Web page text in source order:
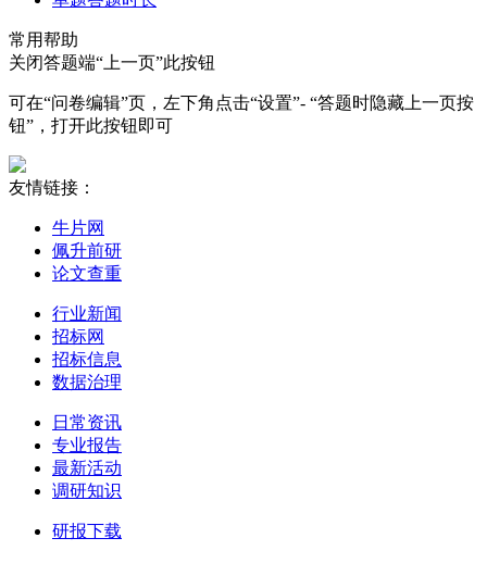
常用帮助
关闭答题端“上一页”此按钮
可在“问卷编辑”页，左下角点击“设置”- “答题时隐藏上一页按
钮”，打开此按钮即可
友情链接：
牛片网
佩升前研
论文查重
行业新闻
招标网
招标信息
数据治理
日常资讯
专业报告
最新活动
调研知识
研报下载